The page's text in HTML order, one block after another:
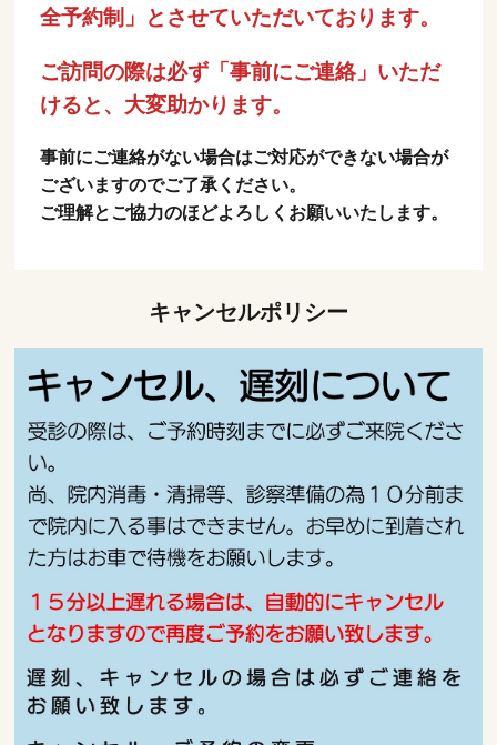
全予約制」とさせていただいております。
ご訪問の際は必ず「事前にご連絡」いただ
けると、大変助かります。
事前にご連絡がない場合はご対応ができない場合が
ございますのでご了承ください。
ご理解とご協力のほどよろしくお願いいたします。
キャンセルポリシー